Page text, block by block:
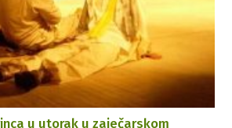
u utorak u zaječarskom